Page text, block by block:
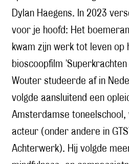
Dylan Haegens. In 2023
voor je hoofd: Het
kwam zijn werk tot leven op
bioscoopfilm
Wouter studeerde af in
volgde aansluitend een
Amsterdamse
acteur (onder andere in
Achterwerk). Hij volgde